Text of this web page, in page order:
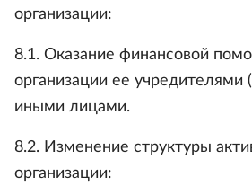
организации:
8.1. Оказание финансовой
организации ее учредителями
иными лицами.
8.2. Изменение структуры
организации: